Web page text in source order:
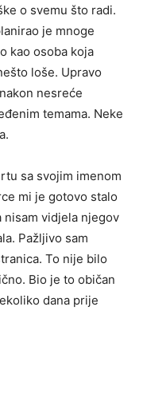
o svemu što radi.
je mnoge
kao osoba koja
loše. Upravo
nesreće
temama. Neke
sa svojim imenom
mi je gotovo stalo
nisam vidjela njegov
Pažljivo sam
To nije bilo
Bio je to običan
dana prije